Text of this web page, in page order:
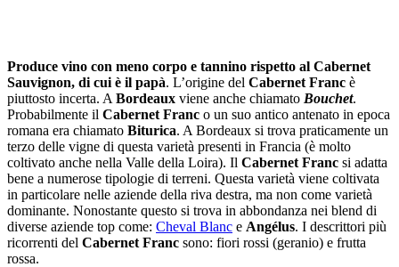
Produce vino con meno corpo e tannino rispetto al Cabernet
Sauvignon, di cui è il papà. L’origine del Cabernet Franc è
piuttosto incerta. A Bordeaux viene anche chiamato Bouchet.
Probabilmente il Cabernet Franc o un suo antico antenato in epoca
romana era chiamato Biturica. A Bordeaux si trova praticamente un
terzo delle vigne di questa varietà presenti in Francia (è molto
coltivato anche nella Valle della Loira). Il Cabernet Franc si adatta
bene a numerose tipologie di terreni. Questa varietà viene coltivata
in particolare nelle aziende della riva destra, ma non come varietà
dominante. Nonostante questo si trova in abbondanza nei blend di
diverse aziende top come: Cheval Blanc e Angélus. I descrittori più
ricorrenti del Cabernet Franc sono: fiori rossi (geranio) e frutta
rossa.